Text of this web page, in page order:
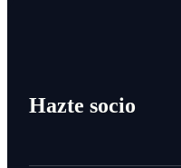
Hazte socio